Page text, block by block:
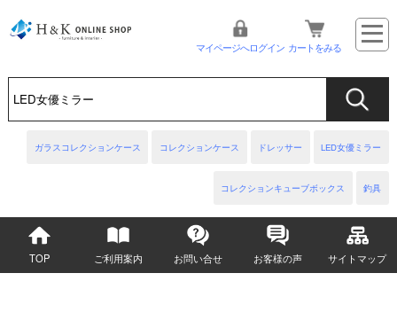
ガラスコレクションケース コレクションケース ドレッサー LED女優ミラー
コレクションキューブボックス 釣具
マイページへログイン カートをみる
TOP ご利用案内 お問い合せ お客様の声 サイトマップ